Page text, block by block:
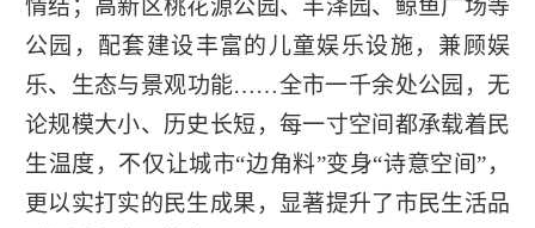
情结；高新区桃花源公园、丰泽园、鲸鱼广场等
公园，配套建设丰富的儿童娱乐设施，兼顾娱
乐、生态与景观功能……全市一千余处公园，无
论规模大小、历史长短，每一寸空间都承载着民
生温度，不仅让城市“边角料”变身“诗意空间”，
更以实打实的民生成果，显著提升了市民生活品